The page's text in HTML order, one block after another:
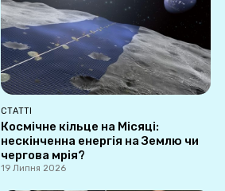
СТАТТІ
Космічне кільце на Місяці:
нескінченна енергія на Землю чи
чергова мрія?
19 Липня 2026